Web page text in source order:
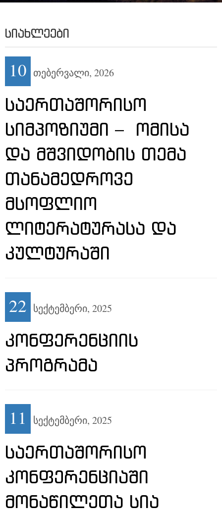
ᲡᲘᲐᲮᲚᲔᲔᲑᲘ
10 თებერვალი, 2026
ᲡᲐᲔᲠᲗᲐᲨᲝᲠᲘᲡᲝ
ᲡᲘᲛᲞᲝᲖᲘᲣᲛᲘ – ᲝᲛᲘᲡᲐ
ᲓᲐ ᲛᲨᲕᲘᲓᲝᲑᲘᲡ ᲗᲔᲛᲐ
ᲗᲐᲜᲐᲛᲔᲓᲠᲝᲕᲔ
ᲛᲡᲝᲤᲚᲘᲝ
ᲚᲘᲢᲔᲠᲐᲢᲣᲠᲐᲡᲐ ᲓᲐ
ᲙᲣᲚᲢᲣᲠᲐᲨᲘ
22 სექტემბერი, 2025
ᲙᲝᲜᲤᲔᲠᲔᲜᲪᲘᲘᲡ
ᲞᲠᲝᲒᲠᲐᲛᲐ
11 სექტემბერი, 2025
ᲡᲐᲔᲠᲗᲐᲨᲝᲠᲘᲡᲝ
ᲙᲝᲜᲤᲔᲠᲔᲜᲪᲘᲐᲨᲘ
ᲛᲝᲜᲐᲬᲘᲚᲔᲗᲐ ᲡᲘᲐ